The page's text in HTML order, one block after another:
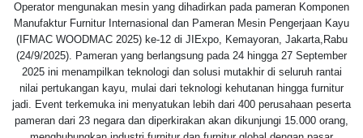
Operator mengunakan mesin yang dihadirkan pada pameran Komponen
Manufaktur Furnitur Internasional dan Pameran Mesin Pengerjaan Kayu
(IFMAC WOODMAC 2025) ke-12 di JIExpo, Kemayoran, Jakarta,Rabu
(24/9/2025). Pameran yang berlangsung pada 24 hingga 27 September
2025 ini menampilkan teknologi dan solusi mutakhir di seluruh rantai
nilai pertukangan kayu, mulai dari teknologi kehutanan hingga furnitur
jadi. Event terkemuka ini menyatukan lebih dari 400 perusahaan peserta
pameran dari 23 negara dan diperkirakan akan dikunjungi 15.000 orang,